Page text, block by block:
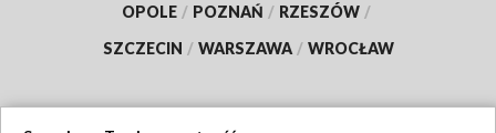
OPOLE / POZNAŃ / RZESZÓW /
SZCZECIN / WARSZAWA / WROCŁAW